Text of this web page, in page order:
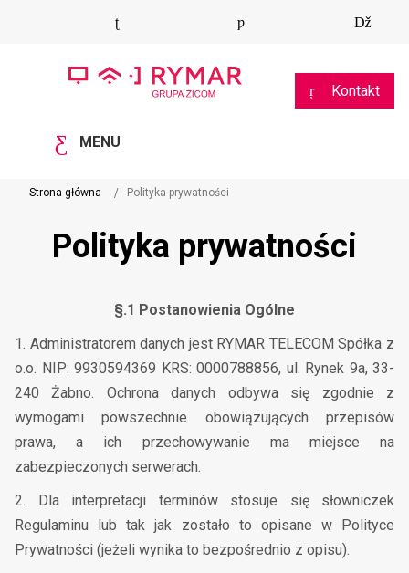
Kontakt
MENU
Strona główna Polityka prywatności
Polityka prywatności
§.1 Postanowienia Ogólne
1. Administratorem danych jest RYMAR TELECOM Spółka z
o.o. NIP: 9930594369 KRS: 0000788856, ul. Rynek 9a, 33-
240 Żabno. Ochrona danych odbywa się zgodnie z
wymogami powszechnie obowiązujących przepisów
prawa, a ich przechowywanie ma miejsce na
zabezpieczonych serwerach.
2. Dla interpretacji terminów stosuje się słowniczek
Regulaminu lub tak jak zostało to opisane w Polityce
Prywatności (jeżeli wynika to bezpośrednio z opisu).